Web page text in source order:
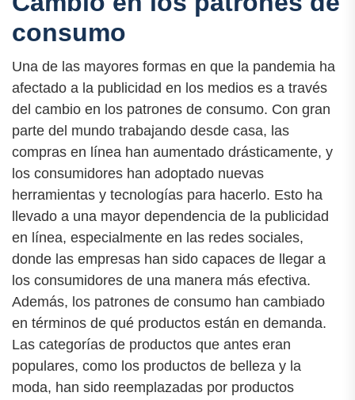
consumo
Una de las mayores formas en que la pandemia ha
afectado a la publicidad en los medios es a través
del cambio en los patrones de consumo. Con gran
parte del mundo trabajando desde casa, las
compras en línea han aumentado drásticamente, y
los consumidores han adoptado nuevas
herramientas y tecnologías para hacerlo. Esto ha
llevado a una mayor dependencia de la publicidad
en línea, especialmente en las redes sociales,
donde las empresas han sido capaces de llegar a
los consumidores de una manera más efectiva.
Además, los patrones de consumo han cambiado
en términos de qué productos están en demanda.
Las categorías de productos que antes eran
populares, como los productos de belleza y la
moda, han sido reemplazadas por productos